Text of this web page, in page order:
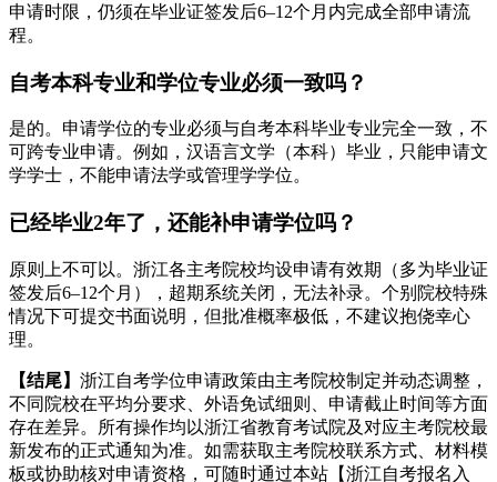
申请时限，仍须在毕业证签发后6–12个月内完成全部申请流
程。
自考本科专业和学位专业必须一致吗？
是的。申请学位的专业必须与自考本科毕业专业完全一致，不
可跨专业申请。例如，汉语言文学（本科）毕业，只能申请文
学学士，不能申请法学或管理学学位。
已经毕业2年了，还能补申请学位吗？
原则上不可以。浙江各主考院校均设申请有效期（多为毕业证
签发后6–12个月），超期系统关闭，无法补录。个别院校特殊
情况下可提交书面说明，但批准概率极低，不建议抱侥幸心
理。
【结尾】 浙江自考学位申请政策由主考院校制定并动态调整，
不同院校在平均分要求、外语免试细则、申请截止时间等方面
存在差异。所有操作均以浙江省教育考试院及对应主考院校最
新发布的正式通知为准。如需获取主考院校联系方式、材料模
板或协助核对申请资格，可随时通过本站【浙江自考报名入